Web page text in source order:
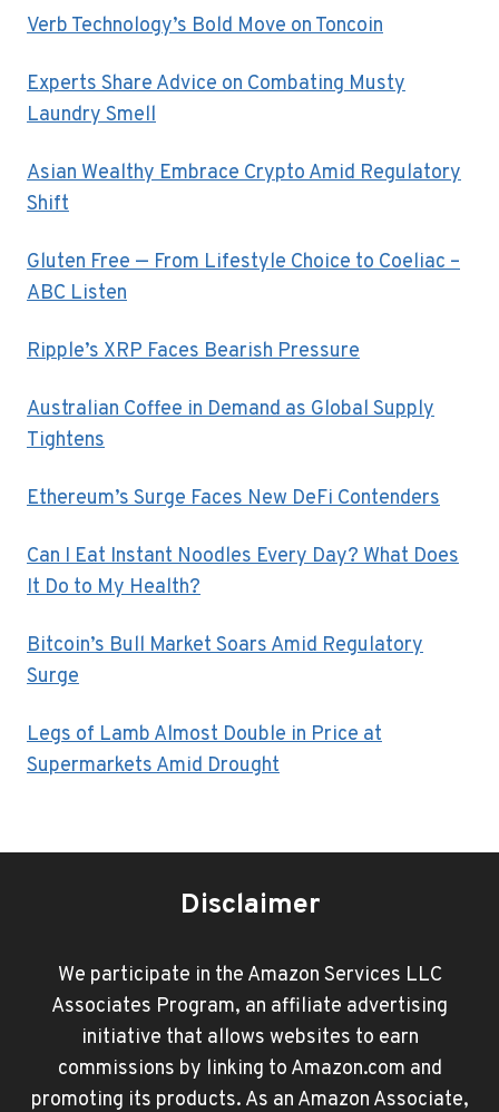
Verb Technology’s Bold Move on Toncoin
Experts Share Advice on Combating Musty
Laundry Smell
Asian Wealthy Embrace Crypto Amid Regulatory
Shift
Gluten Free — From Lifestyle Choice to Coeliac –
ABC Listen
Ripple’s XRP Faces Bearish Pressure
Australian Coffee in Demand as Global Supply
Tightens
Ethereum’s Surge Faces New DeFi Contenders
Can I Eat Instant Noodles Every Day? What Does
It Do to My Health?
Bitcoin’s Bull Market Soars Amid Regulatory
Surge
Legs of Lamb Almost Double in Price at
Supermarkets Amid Drought
Disclaimer
We participate in the Amazon Services LLC
Associates Program, an affiliate advertising
initiative that allows websites to earn
commissions by linking to Amazon.com and
promoting its products. As an Amazon Associate,